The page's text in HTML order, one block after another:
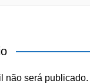
não será publicado.